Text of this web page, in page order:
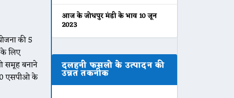
की 5
लिए
समूह बनाने
एसपीओ के
आज के जोधपुर मंडी के भाव 10 जून
2023
दलहनी फसलो के उत्पादन की
उन्नत तकनीक